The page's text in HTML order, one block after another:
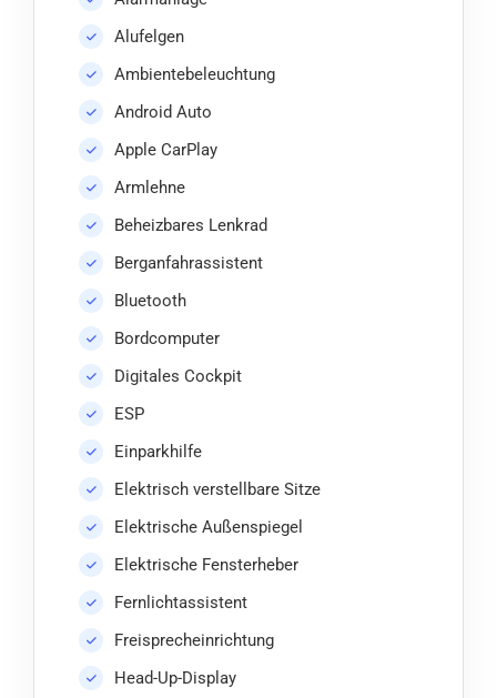
Alufelgen
Ambientebeleuchtung
Android Auto
Apple CarPlay
Armlehne
Beheizbares Lenkrad
Berganfahrassistent
Bluetooth
Bordcomputer
Digitales Cockpit
ESP
Einparkhilfe
Elektrisch verstellbare Sitze
Elektrische Außenspiegel
Elektrische Fensterheber
Fernlichtassistent
Freisprecheinrichtung
Head-Up-Display